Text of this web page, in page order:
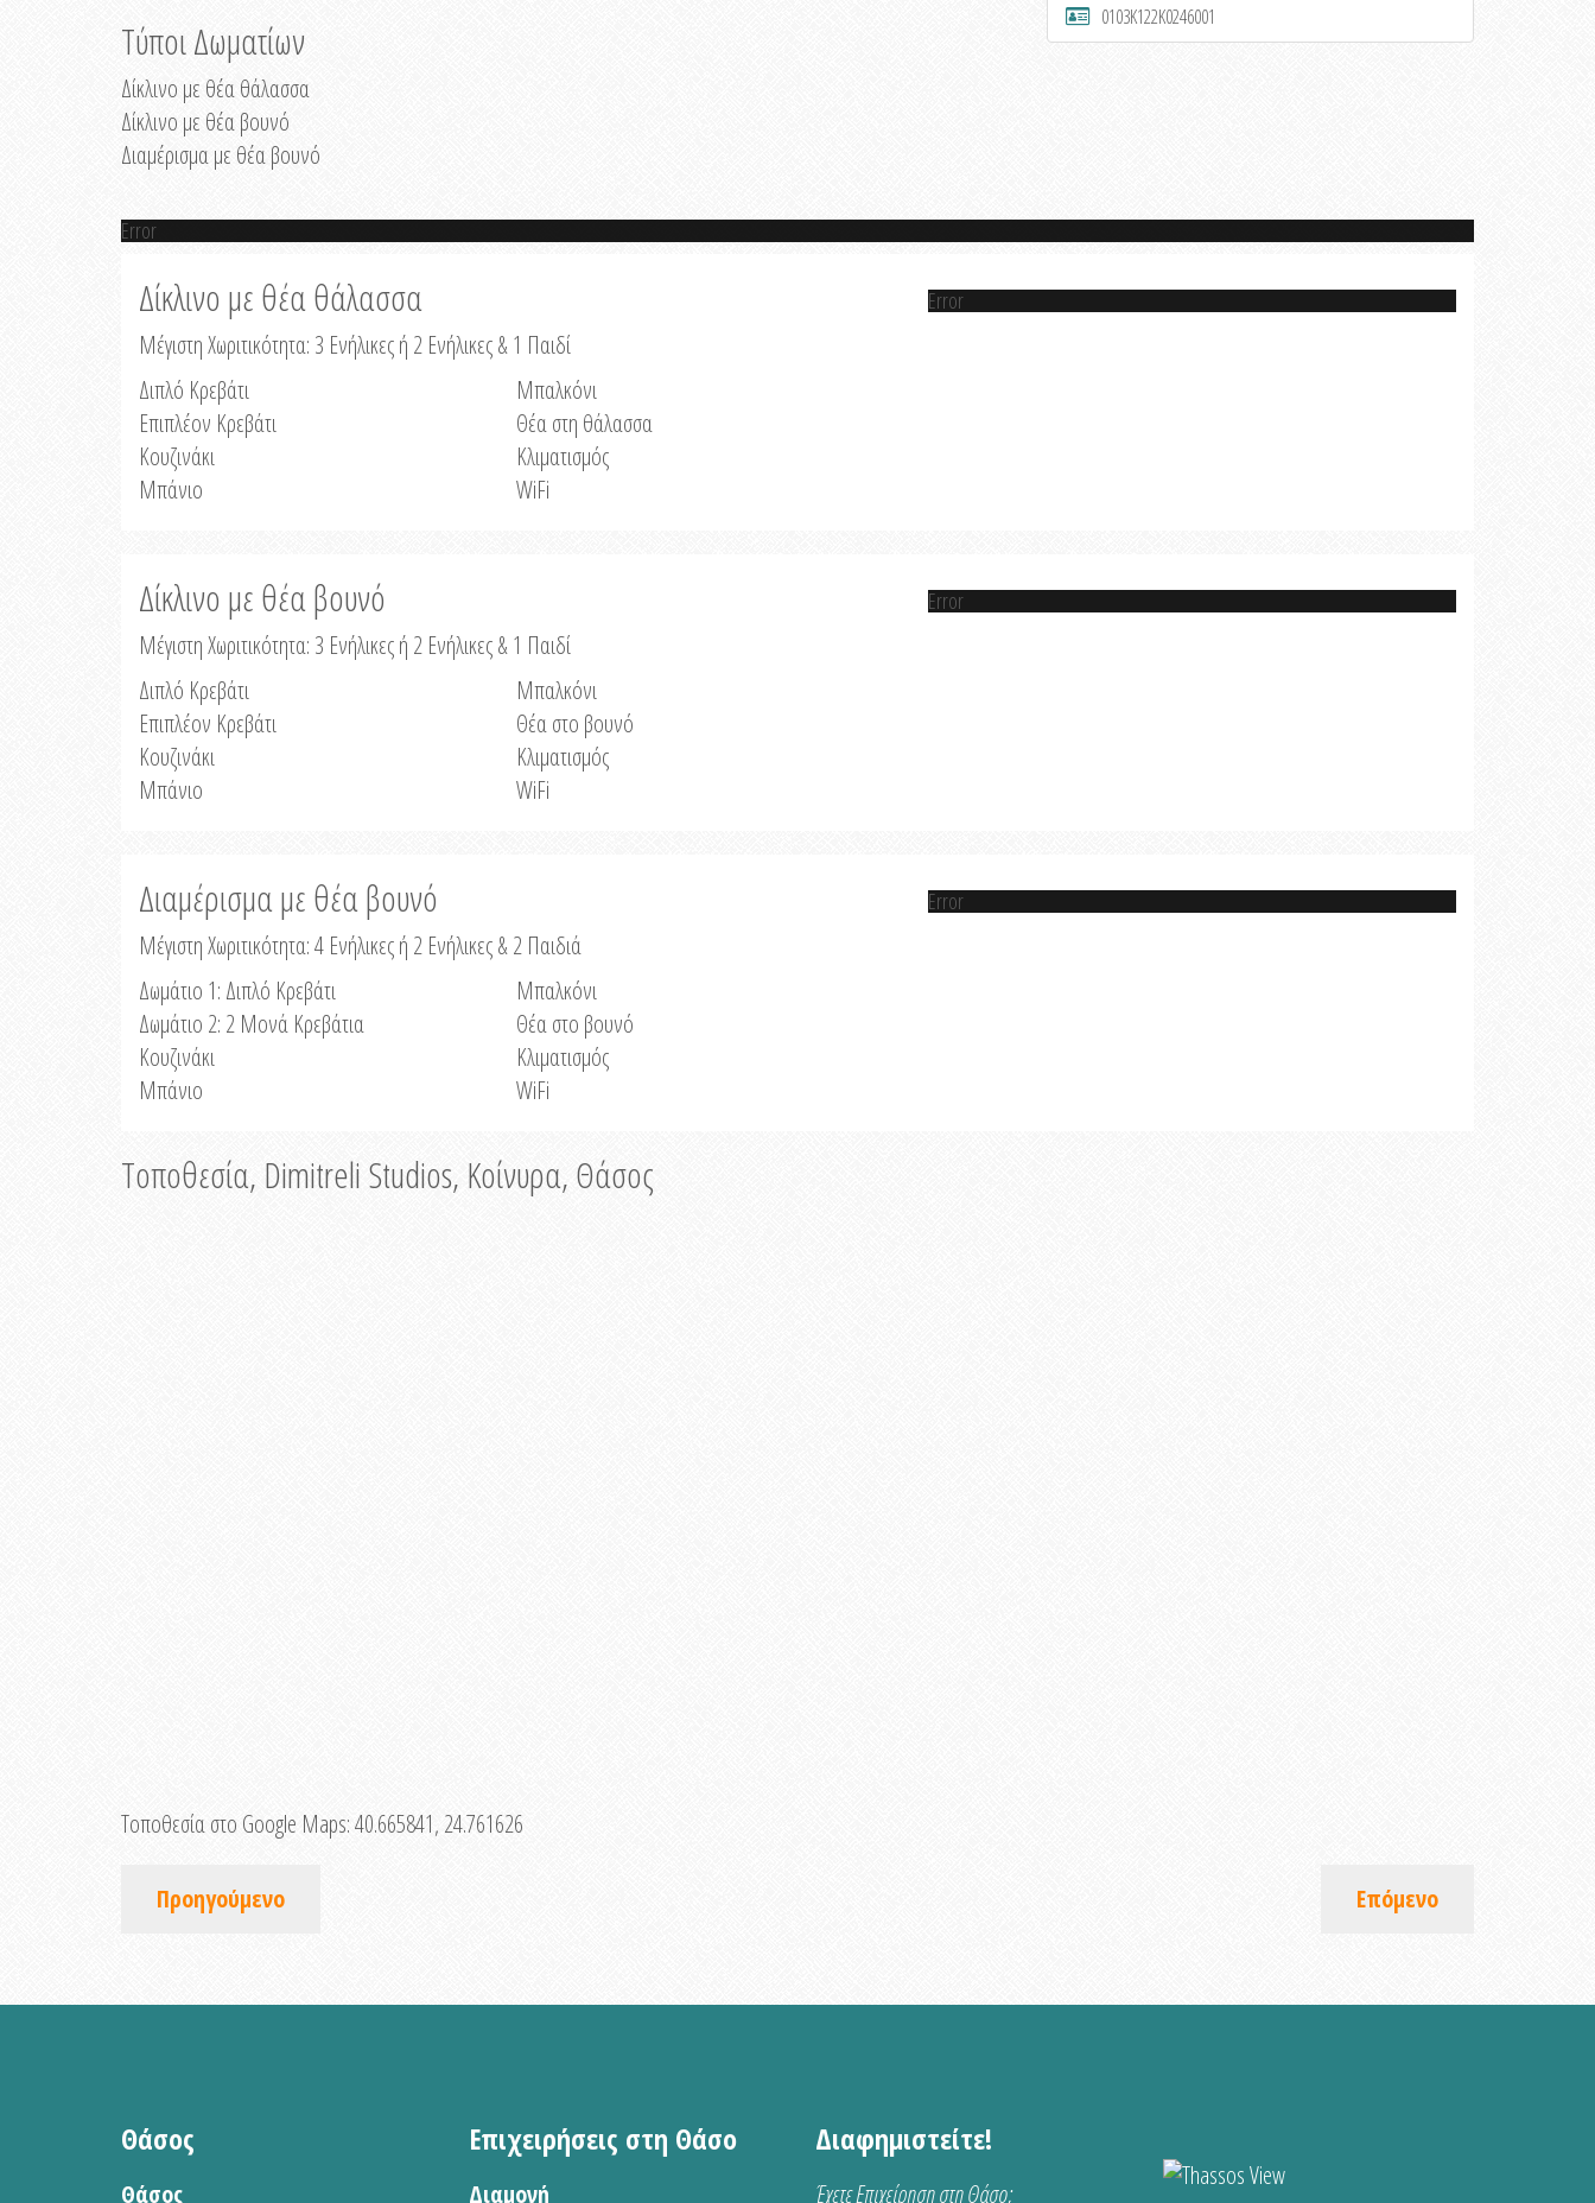
Τύποι Δωματίων
Δίκλινο με θέα θάλασσα
Δίκλινο με θέα βουνό
Διαμέρισμα με θέα βουνό
0103K122K0246001
Error
Δίκλινο με θέα θάλασσα
Μέγιστη Χωριτικότητα: 3 Ενήλικες ή 2 Ενήλικες & 1 Παιδί
Διπλό Κρεβάτι
Επιπλέον Κρεβάτι
Κουζινάκι
Μπάνιο
Μπαλκόνι
Θέα στη θάλασσα
Κλιματισμός
WiFi
Error
Δίκλινο με θέα βουνό
Μέγιστη Χωριτικότητα: 3 Ενήλικες ή 2 Ενήλικες & 1 Παιδί
Διπλό Κρεβάτι
Επιπλέον Κρεβάτι
Κουζινάκι
Μπάνιο
Μπαλκόνι
Θέα στο βουνό
Κλιματισμός
WiFi
Error
Διαμέρισμα με θέα βουνό
Μέγιστη Χωριτικότητα: 4 Ενήλικες ή 2 Ενήλικες & 2 Παιδιά
Δωμάτιο 1: Διπλό Κρεβάτι
Δωμάτιο 2: 2 Μονά Κρεβάτια
Κουζινάκι
Μπάνιο
Μπαλκόνι
Θέα στο βουνό
Κλιματισμός
WiFi
Error
Τοποθεσία, Dimitreli Studios, Κοίνυρα, Θάσος
Τοποθεσία στο Google Maps:40.665841, 24.761626
Προηγούμενο Επόμενο
Θάσος
Θάσος
Επιχειρήσεις στη Θάσο
Διαμονή
Διαφημιστείτε!
Έχετε Επιχείρηση στη Θάσο;